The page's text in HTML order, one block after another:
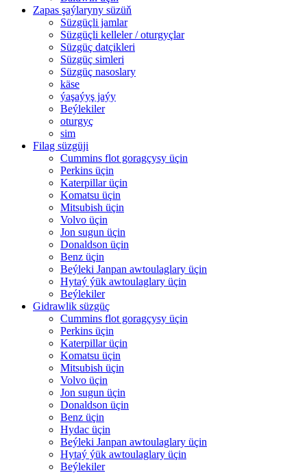
Zapas şaýlaryny süzüň
Süzgüçli jamlar
Süzgüçli kelleler / oturgyçlar
Süzgüç datçikleri
Süzgüç simleri
Süzgüç nasoslary
käse
ýaşaýyş jaýy
Beýlekiler
oturgyç
sim
Filag süzgüji
Cummins flot goragçysy üçin
Perkins üçin
Katerpillar üçin
Komatsu üçin
Mitsubish üçin
Volvo üçin
Jon sugun üçin
Donaldson üçin
Benz üçin
Beýleki Janpan awtoulaglary üçin
Hytaý ýük awtoulaglary üçin
Beýlekiler
Gidrawlik süzgüç
Cummins flot goragçysy üçin
Perkins üçin
Katerpillar üçin
Komatsu üçin
Mitsubish üçin
Volvo üçin
Jon sugun üçin
Donaldson üçin
Benz üçin
Hydac üçin
Beýleki Janpan awtoulaglary üçin
Hytaý ýük awtoulaglary üçin
Beýlekiler